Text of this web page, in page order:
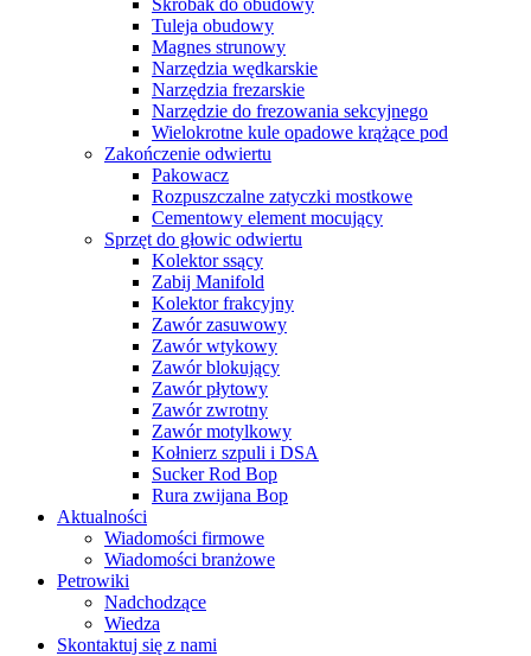
Skrobak do obudowy
Tuleja obudowy
Magnes strunowy
Narzędzia wędkarskie
Narzędzia frezarskie
Narzędzie do frezowania sekcyjnego
Wielokrotne kule opadowe krążące pod
Zakończenie odwiertu
Pakowacz
Rozpuszczalne zatyczki mostkowe
Cementowy element mocujący
Sprzęt do głowic odwiertu
Kolektor ssący
Zabij Manifold
Kolektor frakcyjny
Zawór zasuwowy
Zawór wtykowy
Zawór blokujący
Zawór płytowy
Zawór zwrotny
Zawór motylkowy
Kołnierz szpuli i DSA
Sucker Rod Bop
Rura zwijana Bop
Aktualności
Wiadomości firmowe
Wiadomości branżowe
Petrowiki
Nadchodzące
Wiedza
Skontaktuj się z nami